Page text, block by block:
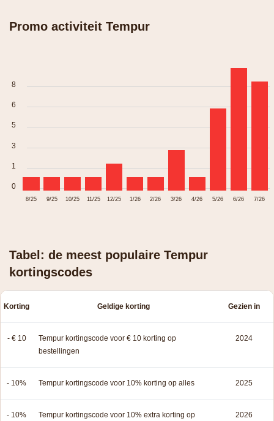
Promo activiteit Tempur
8
6
5
3
1
0
8/25 9/25 10/25 11/25 12/25 1/26 2/26 3/26 4/26 5/26 6/26 7/26
Tabel: de meest populaire Tempur
kortingscodes
Korting Geldige korting Gezien in
- € 10
Tempur kortingscode voor € 10 korting op
bestellingen
2024
- 10% Tempur kortingscode voor 10% korting op alles 2025
- 10%
Tempur kortingscode voor 10% extra korting op
2026